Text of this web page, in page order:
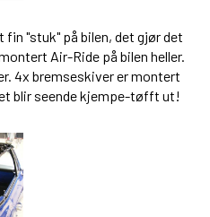
fin "stuk" på bilen, det gjør det
Air-Ride på bilen heller.
4x bremseskiver er montert
blir seende kjempe-tøfft ut!